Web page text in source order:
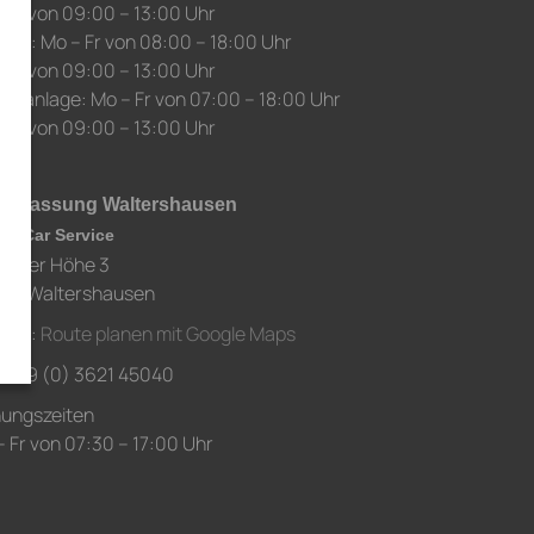
Sa von 09:00 – 13:00 Uhr
Mo – Fr von 08:00 – 18:00 Uhr
Sa von 09:00 – 13:00 Uhr
Mo – Fr von 07:00 – 18:00 Uhr
Sa von 09:00 – 13:00 Uhr
Waltershausen
Car Service
Höhe 3
Waltershausen
Route planen mit Google Maps
+49 (0) 3621 45040
Fr von 07:30 – 17:00 Uhr